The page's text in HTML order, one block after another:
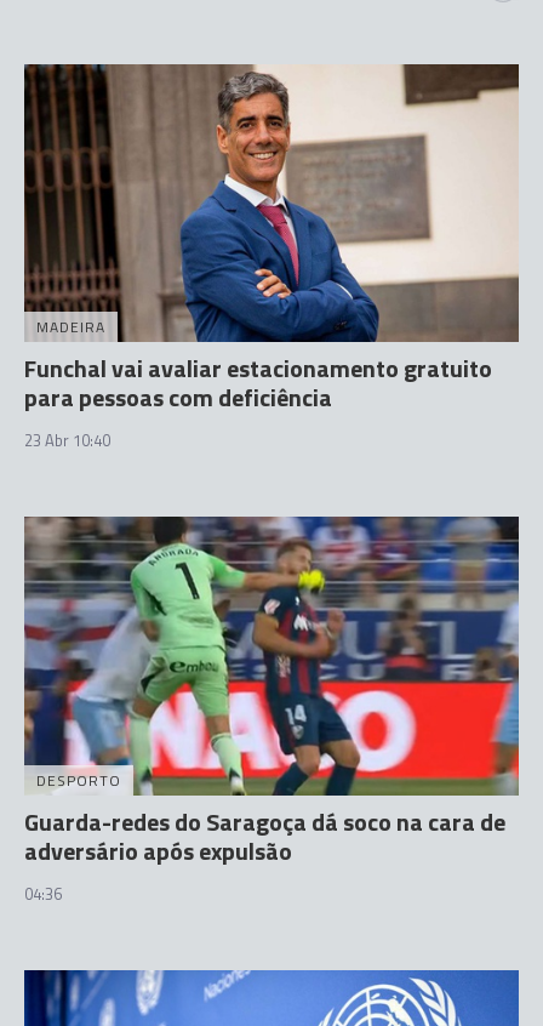
MADEIRA
Funchal vai avaliar estacionamento gratuito
para pessoas com deficiência
23 Abr 10:40
DESPORTO
Guarda-redes do Saragoça dá soco na cara de
adversário após expulsão
04:36